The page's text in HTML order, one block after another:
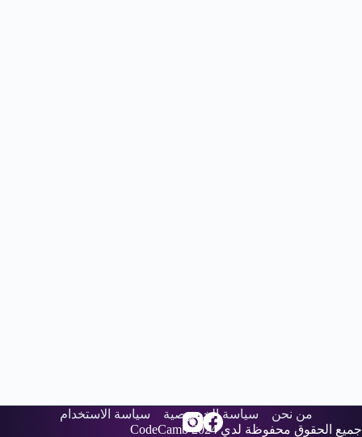
من نحن سياسة الخصوصية
سياسة الاستخدام
جميع الحقوق محفوظة لدي
CodeCamb2024